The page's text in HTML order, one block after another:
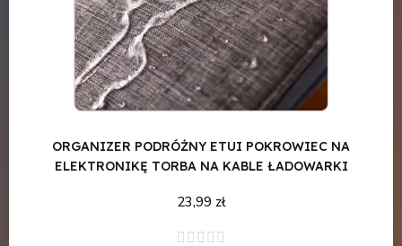
ORGANIZER PODRÓŻNY ETUI POKROWIEC NA
ELEKTRONIKĘ TORBA NA KABLE ŁADOWARKI
23,99 zł
    
Dodaj do koszyka